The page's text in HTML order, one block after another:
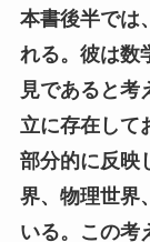
本書後半では
れる。彼は数
見であると考
立に存在して
部分的に反映
界、物理世界
いる。この考